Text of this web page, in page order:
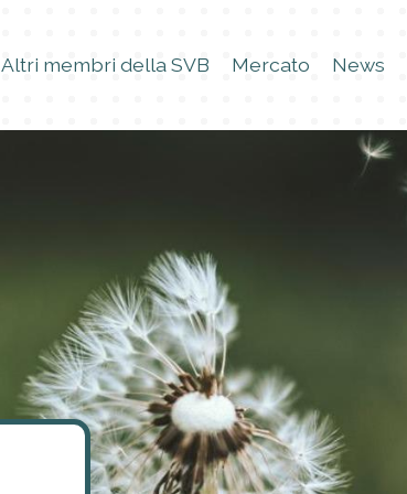
Altri membri della SVB Mercato News